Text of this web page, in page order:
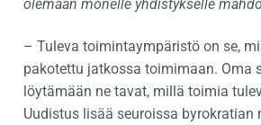
olemaan monelle yhdistykselle
– Tuleva toimintaympäristö on se,
pakotettu jatkossa toimimaan. Oma
löytämään ne tavat, millä toimia
Uudistus lisää seuroissa byrokratian